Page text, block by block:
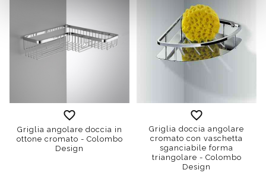
Griglia angolare doccia in
ottone cromato - Colombo
Design
Griglia doccia angolare
cromato con vaschetta
sganciabile forma
triangolare - Colombo
Design